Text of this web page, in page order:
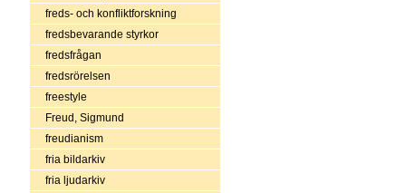
freds- och konfliktforskning
fredsbevarande styrkor
fredsfrågan
fredsrörelsen
freestyle
Freud, Sigmund
freudianism
fria bildarkiv
fria ljudarkiv